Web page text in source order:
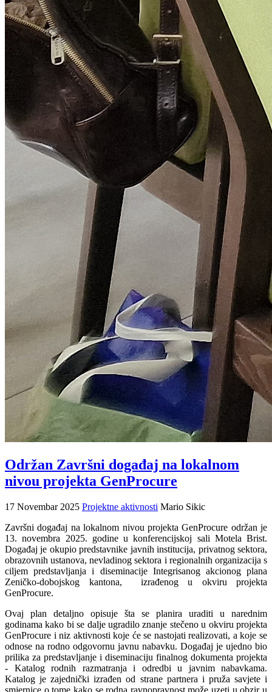
Održan Završni događaj na lokalnom
nivou projekta GenProcure
17 Novembar 2025 Projektne aktivnosti Mario Sikic
Završni događaj na lokalnom nivou projekta GenProcure održan je
13. novembra 2025. godine u konferencijskoj sali Motela Brist.
Događaj je okupio predstavnike javnih institucija, privatnog sektora,
obrazovnih ustanova, nevladinog sektora i regionalnih organizacija s
ciljem predstavljanja i diseminacije Integrisanog akcionog plana
Zeničko-dobojskog kantona,
izrađenog u okviru projekta
GenProcure.
Ovaj plan detaljno opisuje šta se planira uraditi u narednim
godinama kako bi se dalje ugradilo znanje stečeno u okviru projekta
GenProcure i niz aktivnosti koje će se nastojati realizovati, a koje se
odnose na rodno odgovornu javnu nabavku. Događaj je ujedno bio
prilika za predstavljanje i diseminaciju finalnog dokumenta projekta
- Katalog rodnih razmatranja i odredbi u javnim nabavkama.
Katalog je zajednički izrađen od strane partnera i pruža savjete i